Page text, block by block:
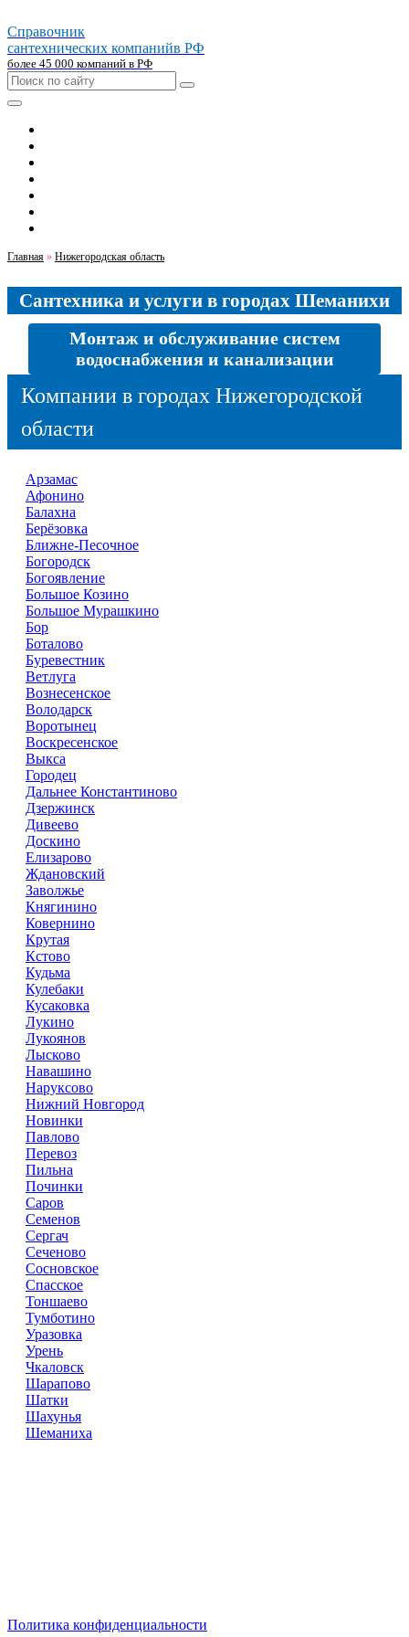
Справочник
сантехнических компанийв РФ
более 45 000 компаний в РФ
Главная » Нижегородская область
Сантехника и услуги в городах Шеманихи
Монтаж и обслуживание систем
водоснабжения и канализации
Компании в городах Нижегородской
области
Арзамас
Афонино
Балахна
Берёзовка
Ближне-Песочное
Богородск
Богоявление
Большое Козино
Большое Мурашкино
Бор
Боталово
Буревестник
Ветлуга
Вознесенское
Володарск
Воротынец
Воскресенское
Выкса
Городец
Дальнее Константиново
Дзержинск
Дивеево
Доскино
Елизарово
Ждановский
Заволжье
Княгинино
Ковернино
Крутая
Кстово
Кудьма
Кулебаки
Кусаковка
Лукино
Лукоянов
Лысково
Навашино
Наруксово
Нижний Новгород
Новинки
Павлово
Перевоз
Пильна
Починки
Саров
Семенов
Сергач
Сеченово
Сосновское
Спасское
Тоншаево
Тумботино
Уразовка
Урень
Чкаловск
Шарапово
Шатки
Шахунья
Шеманиха
Политика конфиденциальности